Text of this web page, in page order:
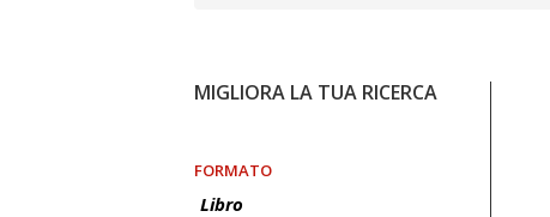
MIGLIORA LA TUA RICERCA
FORMATO
Libro